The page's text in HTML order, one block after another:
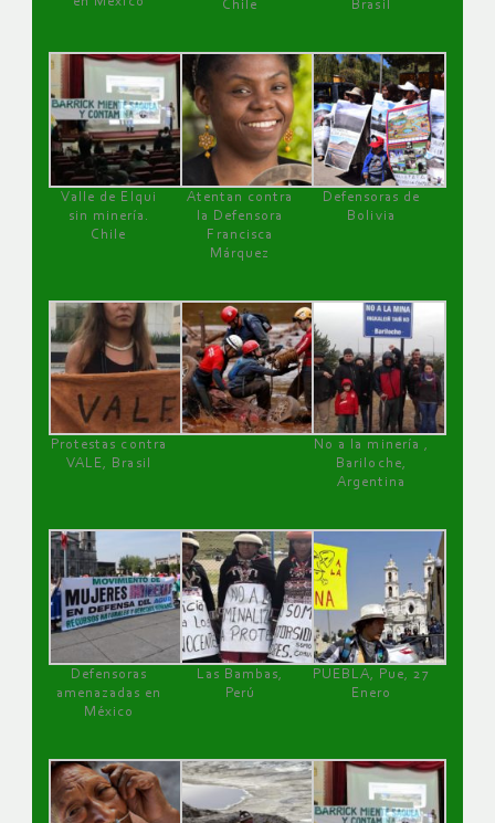
Chile
Brasil
Valle de Elqui
sin minería.
Chile
Atentan contra
la Defensora
Francisca
Márquez
Defensoras de
Bolivia
Protestas contra
VALE, Brasil
No a la minería ,
Bariloche,
Argentina
Defensoras
amenazadas en
México
Las Bambas,
Perú
PUEBLA, Pue, 27
Enero